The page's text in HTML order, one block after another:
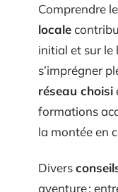
Comprendre
locale
initial et sur le
s’imprégner
réseau choisi
formations
la montée en
Divers
aventure :